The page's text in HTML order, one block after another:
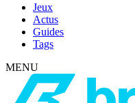
Jeux
Actus
Guides
Tags
MENU